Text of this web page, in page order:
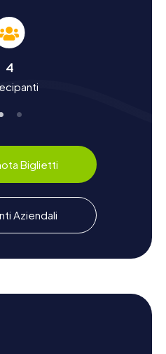
Robinson non è solo un
tempo. La città è stata
in documenti ufficiali
era conosciuta in
La città deve il suo
Durante le nostre
da una nuova prospettiva. E
la cucina locale, magari con
la caccia al tesoro a Le
al tesoro a Le Plessis-
ulteriormente i dintorni.
Robinson è rinomata per i
a Parigi, rendendola un
ulteriori avventure.
varietà della città e godetevi
4
Biglietti
Aziendali